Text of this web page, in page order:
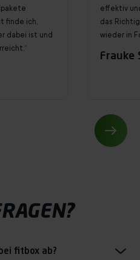
finde ich,
dabei ist und
effektiv
das
wieder in
Frauke
fitbox ab?